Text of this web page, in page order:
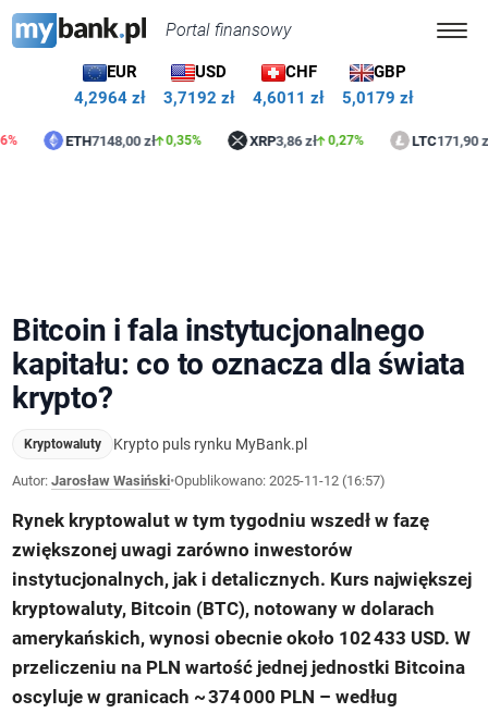
Portal finansowy
EUR
4,2964 zł
USD
3,7192 zł
CHF
4,6011 zł
GBP
5,0179 zł
ETH7148,00 zł 0,35% XRP3,86 zł 0,27% 171,90 zł
Bitcoin i fala instytucjonalnego
kapitału: co to oznacza dla świata
krypto?
Kryptowaluty Krypto puls rynku MyBank.pl
Autor:Jarosław Wasiński•Opublikowano:2025-11-12 (16:57)
Rynek kryptowalut w tym tygodniu wszedł w fazę
zwiększonej uwagi zarówno inwestorów
instytucjonalnych, jak i detalicznych. Kurs największej
kryptowaluty, Bitcoin (BTC), notowany w dolarach
amerykańskich, wynosi obecnie około 102 433 USD. W
przeliczeniu na PLN wartość jednej jednostki Bitcoina
oscyluje w granicach ~ 374 000 PLN – według